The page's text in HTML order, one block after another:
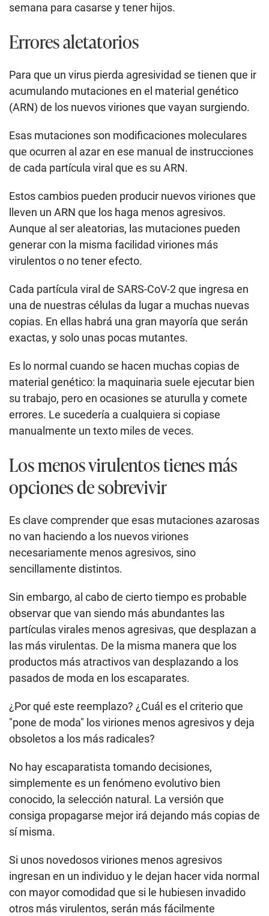
semana para casarse y tener hijos.
Errores aletatorios
Para que un virus pierda agresividad se tienen que ir
acumulando mutaciones en el material genético
(ARN) de los nuevos viriones que vayan surgiendo.
Esas mutaciones son modificaciones moleculares
que ocurren al azar en ese manual de instrucciones
de cada partícula viral que es su ARN.
Estos cambios pueden producir nuevos viriones que
lleven un ARN que los haga menos agresivos.
Aunque al ser aleatorias, las mutaciones pueden
generar con la misma facilidad viriones más
virulentos o no tener efecto.
Cada partícula viral de SARS-CoV-2 que ingresa en
una de nuestras células da lugar a muchas nuevas
copias. En ellas habrá una gran mayoría que serán
exactas, y solo unas pocas mutantes.
Es lo normal cuando se hacen muchas copias de
material genético: la maquinaria suele ejecutar bien
su trabajo, pero en ocasiones se aturulla y comete
errores. Le sucedería a cualquiera si copiase
manualmente un texto miles de veces.
Los menos virulentos tienes más
opciones de sobrevivir
Es clave comprender que esas mutaciones azarosas
no van haciendo a los nuevos viriones
necesariamente menos agresivos, sino
sencillamente distintos.
Sin embargo, al cabo de cierto tiempo es probable
observar que van siendo más abundantes las
partículas virales menos agresivas, que desplazan a
las más virulentas. De la misma manera que los
productos más atractivos van desplazando a los
pasados de moda en los escaparates.
¿Por qué este reemplazo? ¿Cuál es el criterio que
"pone de moda" los viriones menos agresivos y deja
obsoletos a los más radicales?
No hay escaparatista tomando decisiones,
simplemente es un fenómeno evolutivo bien
conocido, la selección natural. La versión que
consiga propagarse mejor irá dejando más copias de
sí misma.
Si unos novedosos viriones menos agresivos
ingresan en un individuo y le dejan hacer vida normal
con mayor comodidad que si le hubiesen invadido
otros más virulentos, serán más fácilmente